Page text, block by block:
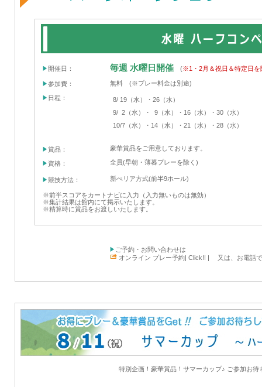
開催日： 毎週 水曜日開催 (※1・2月＆祝日＆特定日を
参加費： 無料 (※プレー料金は別途)
日程： 8/ 19（水）・26（水）
9/ 2（水）・
9（水）・16（水）・30（水）
10/7（水）・14（水）・21（水）・28（水）
賞品： 豪華賞品をご用意しております。
資格： 全員(早朝・薄暮プレーを除く)
競技方法： 新ぺリア方式(前半9ホール)
※前半スコアをカートナビに入力（入力無いものは無効）
※集計結果は館内にて掲示いたします。
※精算時に賞品をお渡しいたします。
ご予約・お問い合わせは
オンライン プレー予約| Click!! | 又は、お電話で
特別企画！豪華賞品！サマーカップ♪ ご参加お待